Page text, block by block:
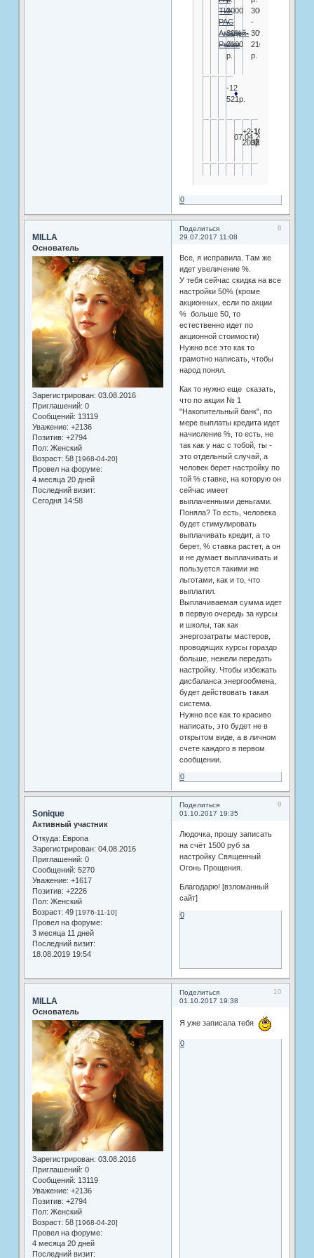
ТИ-
РАС
Амадей-
Рейки
3000
-
30%=
2100
р.
3000
-
30%=
2100
р.
-12
521р.
♦
07.04.2017
+2
200р.
-10
321р
0
Поделиться
8
29.07.2017 11:08
MILLA
Основатель
Зарегистрирован: 03.08.2016
Приглашений: 0
Сообщений: 13119
Уважение: +2136
Позитив: +2794
Пол: Женский
Возраст: 58 [1968-04-20]
Провел на форуме:
4 месяца 20 дней
Последний визит:
Сегодня 14:58
Все, я исправила. Там же
идет увеличение %.
У тебя сейчас скидка на все
настройки 50% (кроме
акционных, если по акции
% больше 50, то
естественно идет по
акционной стоимости)
Нужно все это как то
грамотно написать, чтобы
народ понял.
Как то нужно еще сказать,
что по акции № 1
"Накопительный банк", по
мере выплаты кредита идет
начисление %, то есть, не
так как у нас с тобой, ты -
это отдельный случай, а
человек берет настройку по
той % ставке, на которую он
сейчас имеет
выплаченными деньгами.
Поняла? То есть, человека
будет стимулировать
выплачивать кредит, а то
берет, % ставка растет, а он
и не думает выплачивать и
пользуется такими же
льготами, как и то, что
выплатил.
Выплачиваемая сумма идет
в первую очередь за курсы
и школы, так как
энергозатраты мастеров,
проводящих курсы гораздо
больше, нежели передать
настройку. Чтобы избежать
дисбаланса энергообмена,
будет действовать такая
система.
Нужно все как то красиво
написать, это будет не в
открытом виде, а в личном
счете каждого в первом
сообщении.
0
Поделиться
9
01.10.2017 19:35
Sonique
Активный участник
Откуда: Европа
Зарегистрирован: 04.08.2016
Приглашений: 0
Сообщений: 5270
Уважение: +1617
Позитив: +2226
Пол: Женский
Возраст: 49 [1976-11-10]
Провел на форуме:
3 месяца 11 дней
Последний визит:
18.08.2019 19:54
Людочка, прошу записать
на счёт 1500 руб за
настройку Священный
Огонь Прощения.
Благодарю! [взломанный
сайт]
0
Поделиться
10
01.10.2017 19:38
MILLA
Основатель
Зарегистрирован: 03.08.2016
Приглашений: 0
Сообщений: 13119
Уважение: +2136
Позитив: +2794
Пол: Женский
Возраст: 58 [1968-04-20]
Провел на форуме:
4 месяца 20 дней
Последний визит:
Я уже записала тебя
0